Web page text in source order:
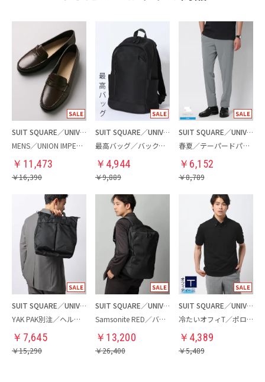
SUIT SQUARE／UNIVERSAL LANGUAGE
MENS／UNION IMPERIAL監修／コインローファー
￥ 11,473
￥16,390
SUIT SQUARE／UNIVERSAL LANGUAGE
最高バッグ／バックパック
￥ 4,944
￥9,889
SUIT SQUARE／UNIVERSAL LANGUAGE
春夏／テーパードパンツ
￥ 6,152
￥8,789
SUIT SQUARE／UNIVERSAL LANGUAGE
YAK PAK別注／ヘルメットバッグ
￥ 7,645
￥15,290
SUIT SQUARE／UNIVERSAL LANGUAGE
Samsonite RED／バックパック
￥ 13,200
￥26,400
SUIT SQUARE／UNIVERSAL LANGUAGE
冷たいオフィT／ポロシャツ
￥ 4,389
￥5,489